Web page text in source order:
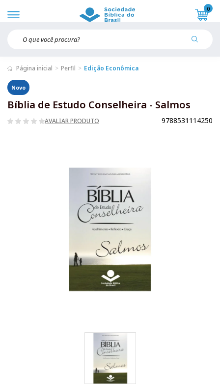
0
Página inicial Perfil Edição Econômica
Novo
Bíblia de Estudo Conselheira - Salmos
AVALIAR PRODUTO 9788531114250